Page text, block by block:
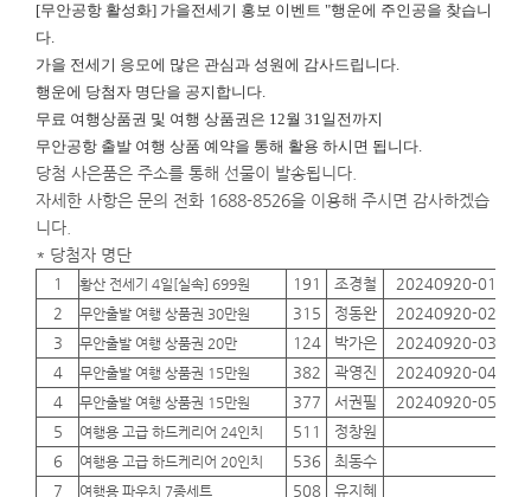
[무안공항 활성화] 가을전세기 홍보 이벤트 "행운에 주인공을 찾습니
다.
가을 전세기 응모에 많은 관심과 성원에 감사드립니다.
행운에 당첨자 명단을 공지합니다.
무료 여행상품권 및 여행 상품권은 12월 31일전까지
무안공항 출발 여행 상품 예약을 통해 활용 하시면 됩니다.
당첨 사은품은 주소를 통해 선물이 발송됩니다.
자세한 사항은 문의 전화 1688-8526을 이용해 주시면 감사하겠습
니다.
* 당첨자 명단
1 황산 전세기 4일[실속] 699원 191 조경철 20240920-01
2
무안출발 여행 상품권 30만원 315 정동완 20240920-02
3
무안출발 여행 상품권 20만 124 박가은 20240920-03
4
무안출발 여행 상품권 15만원 382 곽영진 20240920-04
4
무안출발 여행 상품권 15만원 377 서권필 20240920-05
5
여행용 고급 하드케리어 24인치 511 정창원
6
여행용 고급 하드케리어 20인치 536 최동수
7
여행용 파우치 7종세트 508 유지혜